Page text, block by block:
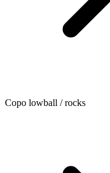
Copo lowball / rocks